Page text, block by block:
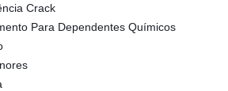
Crack
Para Dependentes Químicos